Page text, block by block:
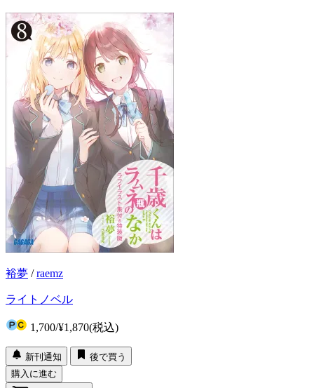
裕夢 /raemz
ライトノベル
1,700/¥1,870(税込)
新刊通知
後で買う
購入に進む